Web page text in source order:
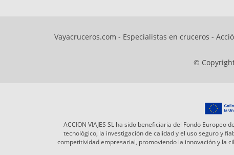
Vayacruceros.com - Especialistas en cruceros -
© Copyright
ACCION VIAJES SL ha sido beneficiaria del Fondo
tecnológico, la investigación de calidad y el uso seguro y
competitividad empresarial, promoviendo la innovación y la